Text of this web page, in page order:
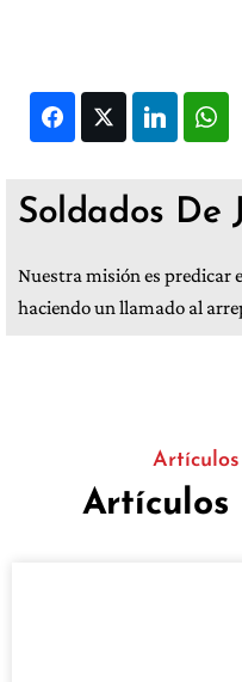
FacebookTwitter LinkedIn
Soldados De
Nuestra misión es predicar
haciendo un llamado al
Artículos